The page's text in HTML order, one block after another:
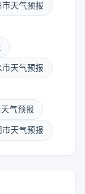
市天气预报
市天气预报
气预报
市天气预报